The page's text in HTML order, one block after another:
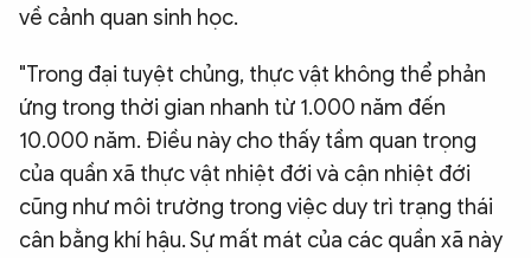
về cảnh quan sinh học.
"Trong đại tuyệt chủng, thực vật không thể phản
ứng trong thời gian nhanh từ 1.000 năm đến
10.000 năm. Điều này cho thấy tầm quan trọng
của quần xã thực vật nhiệt đới và cận nhiệt đới
cũng như môi trường trong việc duy trì trạng thái
cân bằng khí hậu. Sự mất mát của các quần xã này